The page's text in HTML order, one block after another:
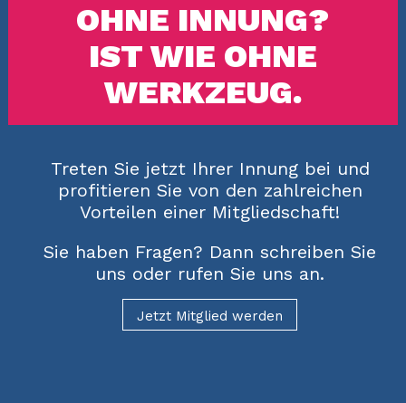
OHNE INNUNG?
IST WIE OHNE
WERKZEUG.
Treten Sie jetzt Ihrer Innung bei und
profitieren Sie von den zahlreichen
Vorteilen einer Mitgliedschaft!
Sie haben Fragen? Dann schreiben Sie
uns oder rufen Sie uns an.
Jetzt Mitglied werden